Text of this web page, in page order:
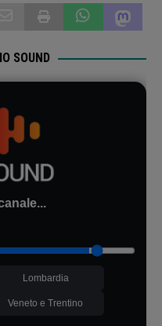
SOUND
Lombardia
Veneto e Trentino